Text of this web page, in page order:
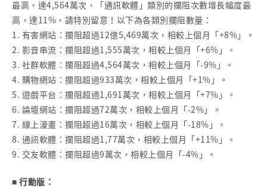
最高，達4,564萬次，「通訊軟體」類別的攔阻次數增長幅度最
高，達11%，請特別留意！以下為各類別攔阻數量：
1. 有害網站：攔阻超過12億5,469萬次，相較上個月「+8%」。
2. 影音串流：攔阻超過1,555萬次，相較上個月「+6%」。
3. 社群軟體：攔阻超過4,564萬次，相較上個月「-9%」。
4. 購物網站：攔阻超過933萬次，相較上個月「+1%」。
5. 遊戲平台：攔阻超過1,691萬次，相較上個月「+7%」。
6. 論壇網站：攔阻超過72萬次，相較上個月「-2%」。
7. 線上漫畫：攔阻超過16萬次，相較上個月「-18%」。
8. 通訊軟體：攔阻超過1,77萬次，相較上個月「+11%」。
9. 交友軟體：攔阻超過9萬次，相較上個月「-4%」。
■ 行動版：